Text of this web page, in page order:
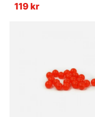
119 kr